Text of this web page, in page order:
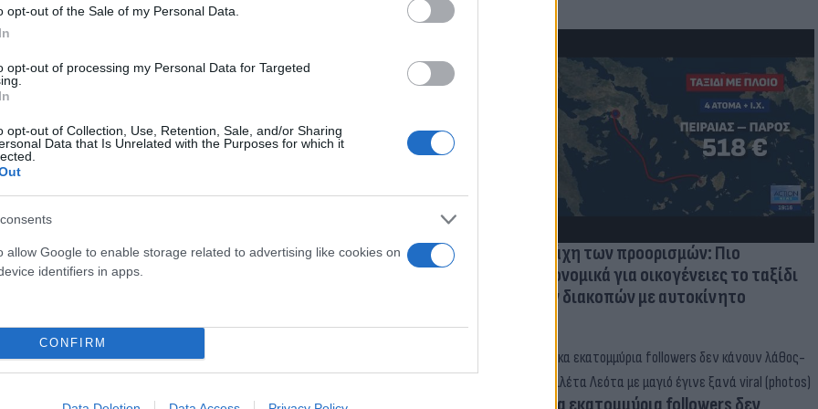
opt-out of the Sale of my Personal Data.
opt-out of processing my Personal Data for Targeted
opt-out of Collection, Use, Retention, Sale, and/or Sharing
Data that Is Unrelated with the Purposes for which it
allow Google to enable storage related to advertising like cookies on
identifiers in apps.
CONFIRM
κόσμου στο γήπεδο
(video)
Skin dysmorphia: Όταν η εμμονή με το
ψυχικής υγείας
Η μάχη των προορισμών: Πιο
οικονομικά για οικογένειες το ταξίδι
των διακοπών με αυτοκίνητο